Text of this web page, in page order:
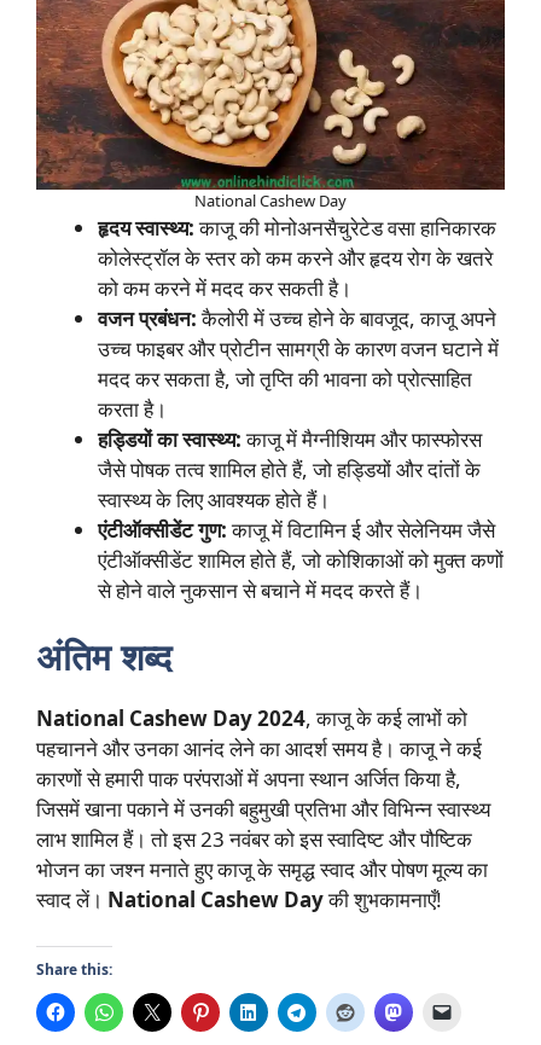
National Cashew Day
हृदय स्वास्थ्य:काजू की मोनोअनसैचुरेटेड वसा हानिकारक
कोलेस्ट्रॉल के स्तर को कम करने और हृदय रोग के खतरे
को कम करने में मदद कर सकती है।
वजन प्रबंधन:कैलोरी में उच्च होने के बावजूद, काजू अपने
उच्च फाइबर और प्रोटीन सामग्री के कारण वजन घटाने में
मदद कर सकता है, जो तृप्ति की भावना को प्रोत्साहित
करता है।
हड्डियों का स्वास्थ्य:काजू में मैग्नीशियम और फास्फोरस
जैसे पोषक तत्व शामिल होते हैं, जो हड्डियों और दांतों के
स्वास्थ्य के लिए आवश्यक होते हैं।
एंटीऑक्सीडेंट गुण:काजू में विटामिन ई और सेलेनियम जैसे
एंटीऑक्सीडेंट शामिल होते हैं, जो कोशिकाओं को मुक्त कणों
से होने वाले नुकसान से बचाने में मदद करते हैं।
अंतिम शब्द
National Cashew Day2024, काजू के कई लाभों को
पहचानने और उनका आनंद लेने का आदर्श समय है। काजू ने कई
कारणों से हमारी पाक परंपराओं में अपना स्थान अर्जित किया है,
जिसमें खाना पकाने में उनकी बहुमुखी प्रतिभा और विभिन्न स्वास्थ्य
लाभ शामिल हैं। तो इस 23 नवंबर को इस स्वादिष्ट और पौष्टिक
भोजन का जश्न मनाते हुए काजू के समृद्ध स्वाद और पोषण मूल्य का
स्वाद लें। National Cashew Dayकी शुभकामनाएँ!
Share this: